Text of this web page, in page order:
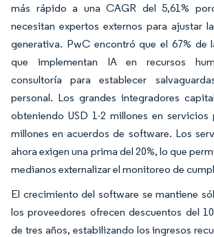
más rápido a una CAGR del 5,61%
necesitan expertos externos para ajustar
generativa. PwC encontró que el 67% de
que implementan IA en recursos
consultoría para establecer
personal. Los grandes integradores
obteniendo USD 1-2 millones en servicios
millones en acuerdos de software. Los
ahora exigen una prima del 20%, lo que
medianos externalizar el monitoreo de
El crecimiento del software se mantiene
los proveedores ofrecen descuentos del
de tres años, estabilizando los ingresos